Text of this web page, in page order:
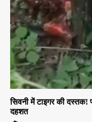
सिवनी में टाइगर की दस्तक!
दहशत